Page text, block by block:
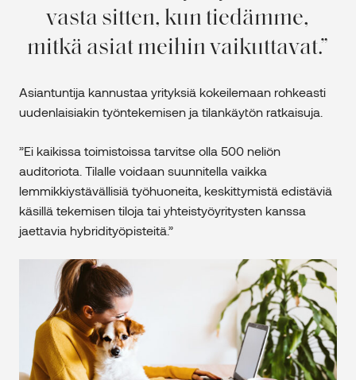
vasta sitten, kun tiedämme,
mitkä asiat meihin vaikuttavat.
Asiantuntija kannustaa yrityksiä kokeilemaan rohkeasti
uudenlaisiakin työntekemisen ja tilankäytön ratkaisuja.
”Ei kaikissa toimistoissa tarvitse olla 500 neliön
auditoriota. Tilalle voidaan suunnitella vaikka
lemmikkiystävällisiä työhuoneita, keskittymistä edistäviä
käsillä tekemisen tiloja tai yhteistyöyritysten kanssa
jaettavia hybridityöpisteitä.”